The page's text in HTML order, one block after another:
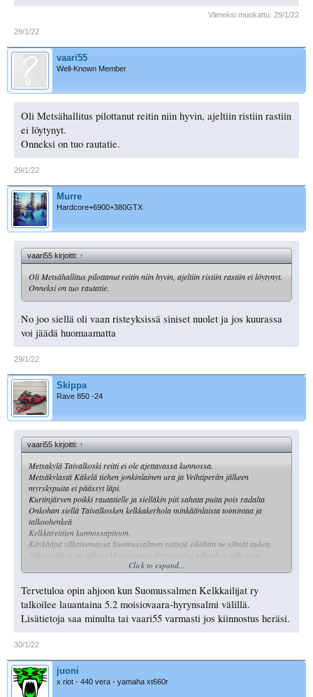
Viimeksi muokattu: 29/1/22
29/1/22
vaari55
Well-Known Member
Oli Metsähallitus pilottanut reitin niin hyvin, ajeltiin ristiin rastiin
ei löytynyt.
Onneksi on tuo rautatie.
29/1/22
Murre
Hardcore+6900+380GTX
vaari55 kirjoitti:↑
Oli Metsähallitus pilottanut reitin niin hyvin, ajeltiin ristiin rastiin ei löytynyt.
Onneksi on tuo rautatie.
No joo siellä oli vaan risteyksissä siniset nuolet ja jos kuurassa
voi jäädä huomaamatta
29/1/22
Skippa
Rave 850 -24
vaari55 kirjoitti:↑
Metsakylä Taivalkoski reitti ei ole ajettavassa kunnossa.
Metsäkylastä Käkelä tiehen jonkinlainen ura ja Veihtiperän jälkeen
myrskypuita ei päässyt läpi.
Kurtinjärven poikki rautatielle ja sielläkin piti sahata puita pois radalta
Onkohan siellä Taivalkosken kelkkakerhola minkäänlaista toimintaa ja
talkoohenkeä
Kelkkareittien kunnossapitoon.
Käykääpä vilkaisemassa Suomussalmen reittejä eiköhän ne silmät aukea.
Viikonpäästä on talkoot Moisiovaara Hyrynsalmi tulkaahan talkoisiin.
Oppia ikä kaikki niinkuin ennen sanoivat.
Click to expand...
Tervetuloa opin ahjoon kun Suomussalmen Kelkkailijat ry
talkoilee lauantaina 5.2 moisiovaara-hyrynsalmi välillä.
Lisätietoja saa minulta tai vaari55 varmasti jos kiinnostus heräsi.
30/1/22
juoni
x riot - 440 vera - yamaha xt660r